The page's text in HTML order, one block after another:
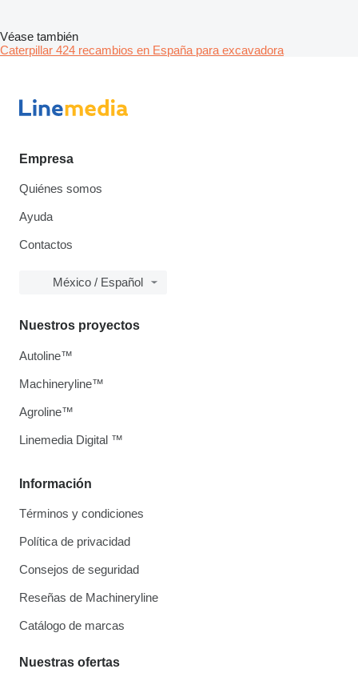
Véase también
Caterpillar 424 recambios en España para excavadora
Empresa
Quiénes somos
Ayuda
Contactos
México / Español
Información
Términos y condiciones
Política de privacidad
Consejos de seguridad
Reseñas de Machineryline
Catálogo de marcas
Nuestras ofertas
Nuestros proyectos
Autoline™
Machineryline™
Agroline™
Linemedia Digital ™